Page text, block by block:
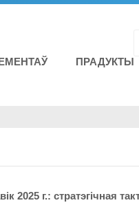
ПРАДУКТЫ
2025 г.: стратэгічная